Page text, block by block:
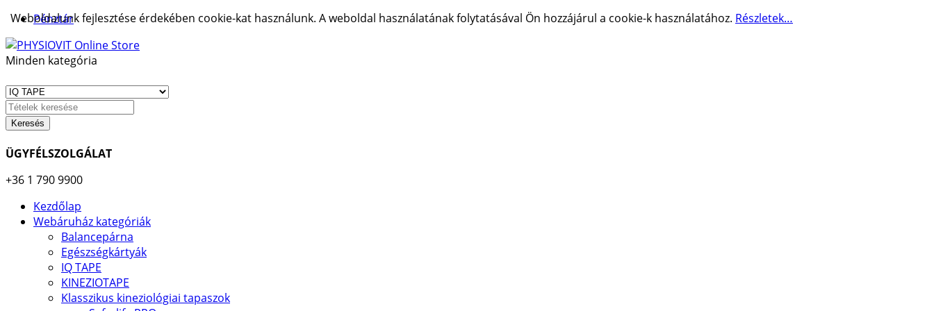
Pénztár
Minden kategória
Keresés
ÜGYFÉLSZOLGÁLAT
+36 1 790 9900
Kezdőlap
Webáruház kategóriák
Balancepárna
Egészségkártyák
IQ TAPE
KINEZIOTAPE
Klasszikus kineziológiai tapaszok
Weboldalunk fejlesztése érdekében cookie-kat használunk. A weboldal használatának folytatásával Ön hozzájárul a cookie-k használatához. Részletek…